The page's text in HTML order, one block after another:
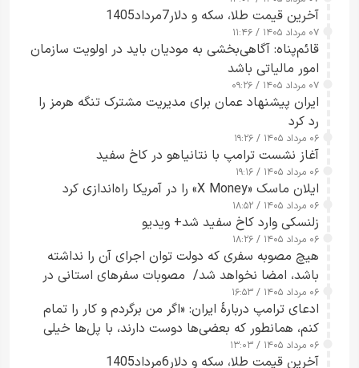
آخرین قیمت طلا، سکه و دلار7مرداد1405
۰۷ مرداد ۱۴۰۵ / ۱۱:۴۶
قائم‌پناه: آگاهی‌بخشی به مودیان باید در اولویت سازمان
امور مالیاتی باشد
۰۷ مرداد ۱۴۰۵ / ۰۹:۲۶
ایران پیشنهاد عمان برای مدیریت مشترک تنگه هرمز را
رد کرد
۰۶ مرداد ۱۴۰۵ / ۱۹:۲۶
آغاز نشست ترامپ با نتانیاهو در کاخ سفید
۰۶ مرداد ۱۴۰۵ / ۱۹:۱۶
ایلان ماسک «X Money» را در آمریکا راه‌اندازی کرد
۰۶ مرداد ۱۴۰۵ / ۱۸:۵۲
زلنسکی وارد کاخ سفید شد+ ویدیو
۰۶ مرداد ۱۴۰۵ / ۱۸:۲۶
هیچ مصوبه سفری که دولت توان اجرای آن را نداشته
باشد، امضا نخواهد شد/ مصوبات سفرهای استانی در
چارچوب قانون بودجه است+ عکس
۰۶ مرداد ۱۴۰۵ / ۱۶:۵۳
ادعای ترامپ دربارهٔ ایران: «اگر من برگردم و کار را تمام
کنم، همانطور که بعضی‌ها دوست دارند، با پل‌ها خیلی
راحت می‌توانم بیشتر پل‌هایشان را در کمتر از یک
۰۶ مرداد ۱۴۰۵ / ۱۳:۰۳
آخرین قیمت طلا، سکه و دلار6مرداد1405